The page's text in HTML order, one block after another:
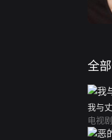
全
我与
电视剧